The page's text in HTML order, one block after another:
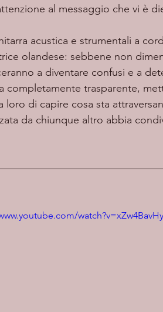
al messaggio che vi è
olandese: sebbene non
a diventare confusi e a
completamente trasparente,
loro di capire cosa sta
da chiunque altro abbia